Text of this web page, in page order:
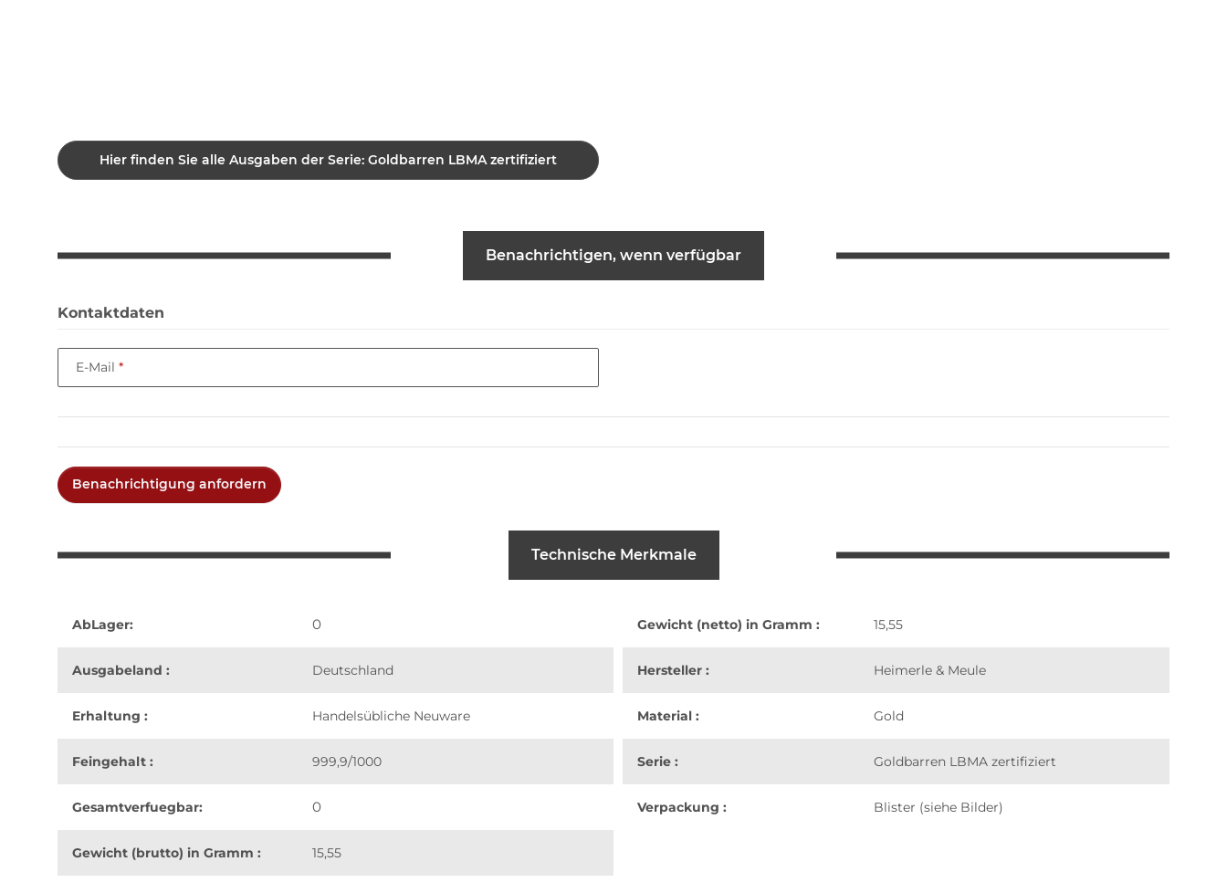
Hier finden Sie alle Ausgaben der Serie: Goldbarren LBMA zertifiziert
Benachrichtigen, wenn verfügbar
Kontaktdaten
E-Mail
Benachrichtigung anfordern
Technische Merkmale
AbLager: 0
Ausgabeland : Deutschland
Erhaltung : Handelsübliche Neuware
Feingehalt : 999,9/1000
Gesamtverfuegbar: 0
Gewicht (brutto) in Gramm : 15,55
Gewicht (netto) in Gramm : 15,55
Hersteller : Heimerle & Meule
Material : Gold
Serie : Goldbarren LBMA zertifiziert
Verpackung : Blister (siehe Bilder)